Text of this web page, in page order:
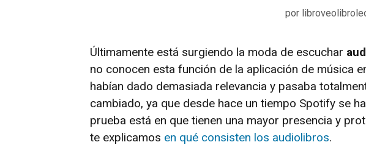
por
Últimamente está surgiendo la moda de escuchar
no conocen esta función de la aplicación de música
habían dado demasiada relevancia y pasaba
cambiado, ya que desde hace un tiempo Spotify se
prueba está en que tienen una mayor presencia y
te explicamos en qué consisten los audiolibros.